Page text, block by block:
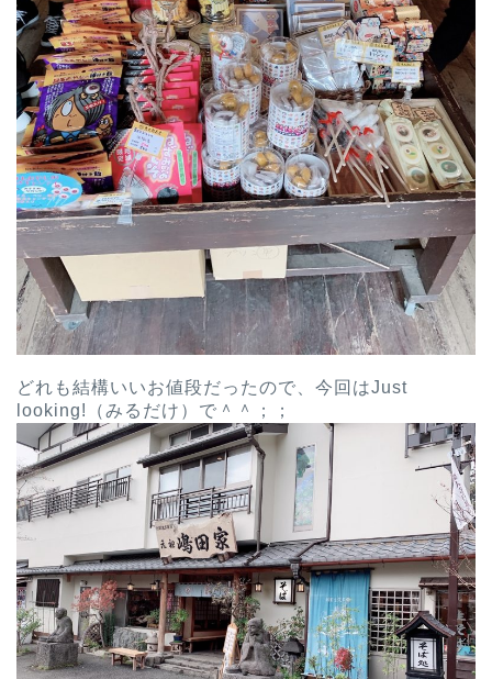
どれも結構いいお値段だったので、今回はJust
looking!（みるだけ）で＾＾；；